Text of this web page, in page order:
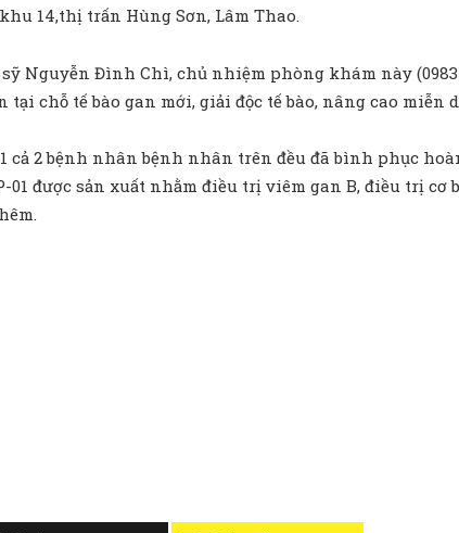
14,thị trấn Hùng Sơn, Lâm Thao.
Nguyễn Đình Chì, chủ nhiệm phòng khám này
chỗ tế bào gan mới, giải độc tế bào, nâng cao
cả 2 bệnh nhân bệnh nhân trên đều đã bình phục
01 được sản xuất nhằm điều trị viêm gan B, điều trị